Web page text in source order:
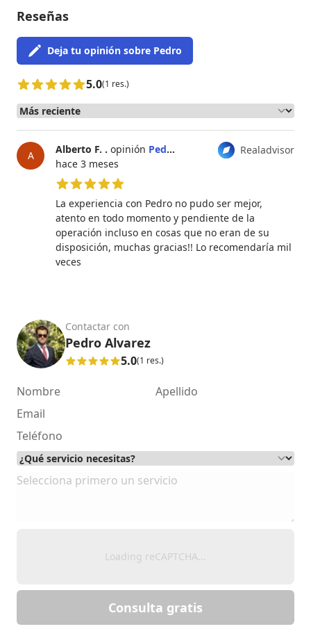
Reseñas
Deja tu opinión sobre Pedro
5.0(1 res.)
A Realadvisor
Alberto F. . opinión Pedro Alvarez
hace 3 meses
5 de 5 estrellas
La experiencia con Pedro no pudo ser mejor,
atento en todo momento y pendiente de la
operación incluso en cosas que no eran de su
disposición, muchas gracias!! Lo recomendaría mil
veces
Contactar con
Pedro Alvarez
5.0(1 res.)
Loading reCAPTCHA...
Consulta gratis